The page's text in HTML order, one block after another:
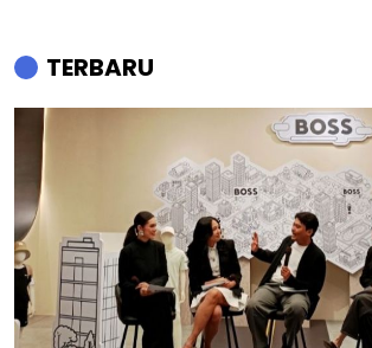
TERBARU